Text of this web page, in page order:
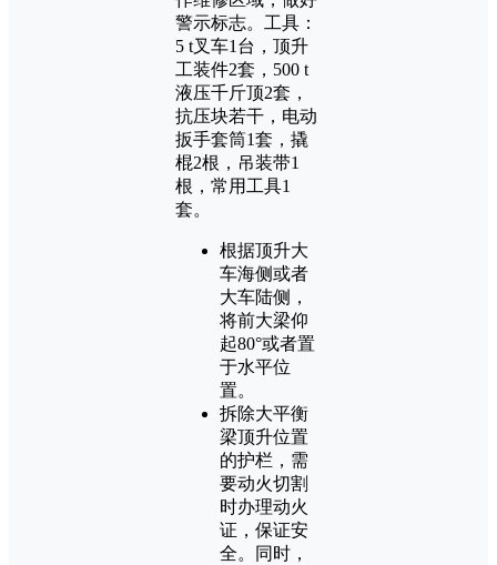
警示标志。工具：
5 t叉车1台，顶升
工装件2套，500 t
液压千斤顶2套，
抗压块若干，电动
扳手套筒1套，撬
棍2根，吊装带1
根，常用工具1
套。
根据顶升大
车海侧或者
大车陆侧，
将前大梁仰
起80°或者置
于水平位
置。
拆除大平衡
梁顶升位置
的护栏，需
要动火切割
时办理动火
证，保证安
全。同时，